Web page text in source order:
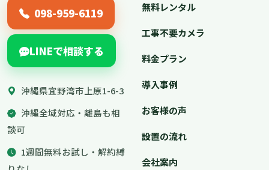
098-959-6119
LINEで相談する
沖縄県宜野湾市上原1-6-3
沖縄全域対応・離島も相
談可
1週間無料お試し・解約縛
無料レンタル
工事不要カメラ
料金プラン
導入事例
お客様の声
設置の流れ
会社案内